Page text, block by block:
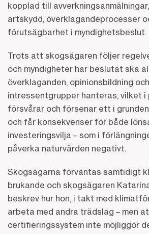
kopplad till
artskydd, överklagandeprocesser
förutsägbarhet i myndighetsbeslut.
Trots att skogsägaren följer
och myndigheter har beslutat ska
överklaganden, opinionsbildning
intressentgrupper hanteras, vilket i
försvårar och försenar ett i
och får konsekvenser för både
investeringsvilja – som i
påverka naturvärden negativt.
Skogsägarna förväntas samtidigt
brukande och skogsägaren
beskrev hur hon, i takt med
arbeta med andra trädslag – men
certifieringssystem inte möjliggör